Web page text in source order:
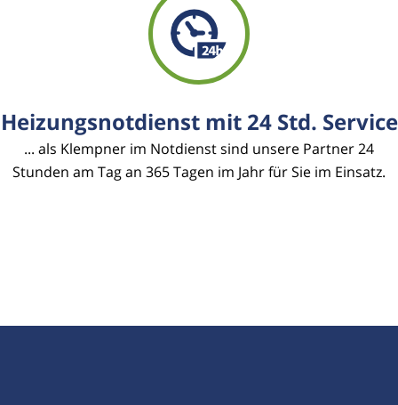
Heizungsnotdienst mit 24 Std. Service
... als Klempner im Notdienst sind unsere Partner 24
Stunden am Tag an 365 Tagen im Jahr für Sie im Einsatz.